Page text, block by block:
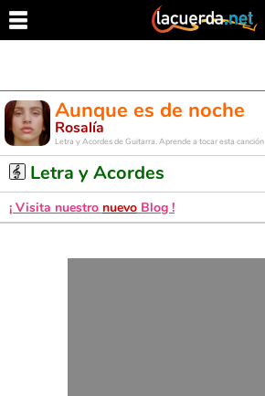
Aunque es de noche
Rosalía
Letra y Acordes de Guitarra. Aprende a tocar esta canción
Letra y Acordes
¡ Visita nuestro nuevo Blog !